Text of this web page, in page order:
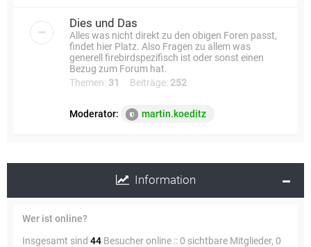
Dies und Das
Alles was nicht direkt zu den obigen Foren passt,
findet hier Platz. Also Fragen zu allem was
generell firebirdspezifisch ist oder sonst einen
Bezug zum Forum hat.
Themen: 31 Beiträge: 252
Moderator: martin.koeditz
Information
Wer ist online?
Insgesamt sind 44 Besucher online :: 0 sichtbare Mitglieder, 0